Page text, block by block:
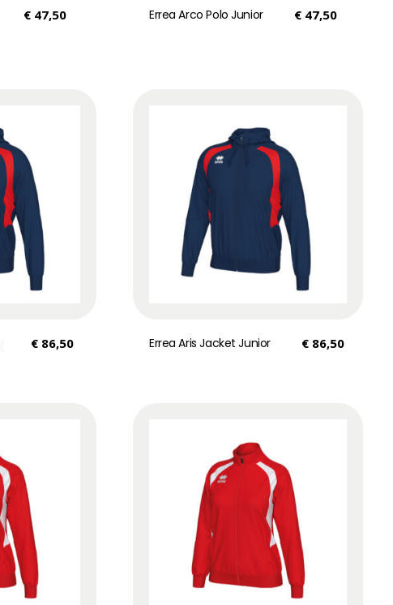
€47,50 Errea Arco Polo Junior €47,50
€86,50 Errea Aris Jacket Junior €86,50